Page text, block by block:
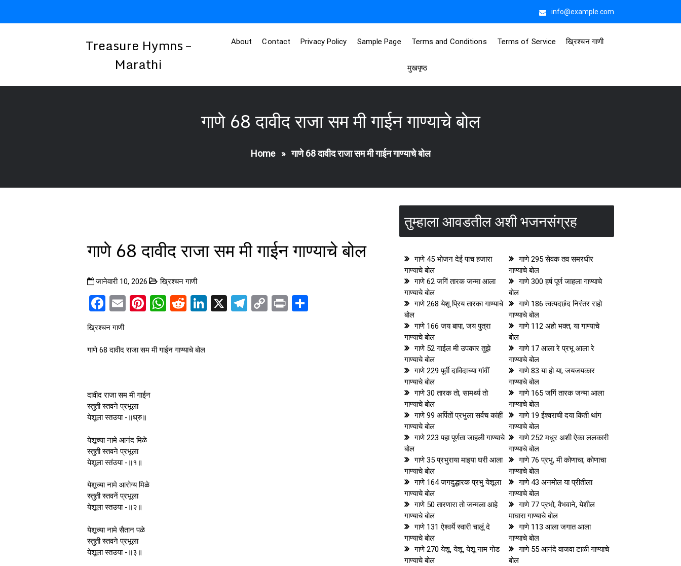
info@example.com
Treasure Hymns –
Marathi
About Contact Privacy Policy Sample Page Terms and Conditions Terms of Service ख्रिश्चन गाणी
मुखपृष्ठ
गाणे 68 दावीद राजा सम मी गाईन गाण्याचे बोल
Home» गाणे 68 दावीद राजा सम मी गाईन गाण्याचे बोल
गाणे 68 दावीद राजा सम मी गाईन गाण्याचे बोल
जानेवारी 10, 2026 ख्रिश्चन गाणी
Facebook
EmailPinterest
WhatsApp
RedditLinkedIn
X Telegram
Copy
Print
ख्रिश्चन गाणी
गाणे 68 दावीद राजा सम मी गाईन गाण्याचे बोल
दावीद राजा सम मी गाईन
स्तुती स्तवने प्रभूला
येशूला स्तउया -॥ध्रु॥
येशूच्या नामे आनंद मिळे
स्तुती स्तवने प्रभूला
येशूला स्तंउया -॥१॥
येशूच्या नामे आरोग्य मिळे
स्तुती स्तवनें प्रभूला
येशूला स्तउया -॥२॥
येशूच्या नामे सैतान पळे
स्तुती स्तवने प्रभूला
येशूला स्तउया -॥३॥
तुम्हाला आवडतील अशी भजनसंग्रह
गाणे 45 भोजन देई पाच हजारा
गाण्याचे बोल
गाणे 295 सेवक तव समरधीर
गाण्याचे बोल
गाणे 62 जगिं तारक जन्मा आला
गाण्याचे बोल
गाणे 300 हर्ष पूर्ण जाहला गाण्याचे
बोल
गाणे 268 येशू प्रिय तारका गाण्याचे
बोल
गाणे 186 त्वत्पदछंद निरंतर राहो
गाण्याचे बोल
गाणे 166 जय बापा, जय पुत्रा
गाण्याचे बोल
गाणे 112 अहो भक्त, या गाण्याचे
बोल
गाणे 52 गाईल मी उपकार तुझे
गाण्याचे बोल
गाणे 17 आला रे प्रभू आला रे
गाण्याचे बोल
गाणे 229 पूर्वी दाविदाच्या गांवीं
गाण्याचे बोल
गाणे 83 या हो या, जयजयकार
गाण्याचे बोल
गाणे 30 तारक तो, सामर्थ्य तो
गाण्याचे बोल
गाणे 165 जगिं तारक जन्मा आला
गाण्याचे बोल
गाणे 99 अर्पितों प्रभुला सर्वच कांहीं
गाण्याचे बोल
गाणे 19 ईश्वराची दया किती थांग
गाण्याचे बोल
गाणे 223 पहा पूर्णता जाहली गाण्याचे
बोल
गाणे 252 मधुर अशी ऐका ललकारी
गाण्याचे बोल
गाणे 35 प्रभुराया माइया घरी आला
गाण्याचे बोल
गाणे 76 प्रभु, मी कोणाचा, कोणाचा
गाण्याचे बोल
गाणे 164 जगदुद्धारक प्रभु येशूला
गाण्याचे बोल
गाणे 43 अनमोल या प्रीतीला
गाण्याचे बोल
गाणे 50 तारणारा तो जन्मला आहे
गाण्याचे बोल
गाणे 77 प्रभो, वैभवाने, येशील
माघारा गाण्याचे बोल
गाणे 131 ऐश्वर्ये स्वारी चालूं दे
गाण्याचे बोल
गाणे 113 आला जगात आला
गाण्याचे बोल
गाणे 270 येशू, येशू, येशू नाम गोड
गाण्याचे बोल
गाणे 55 आनंदे वाजवा टाळी गाण्याचे
बोल